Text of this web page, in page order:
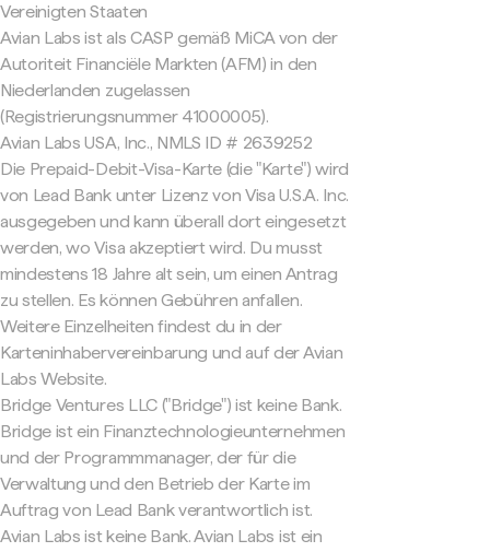
Vereinigten Staaten
Avian Labs ist als CASP gemäß MiCA von der
Autoriteit Financiële Markten (AFM) in den
Niederlanden zugelassen
(Registrierungsnummer 41000005).
Avian Labs USA, Inc., NMLS ID # 2639252
Die Prepaid-Debit-Visa-Karte (die "Karte") wird
von Lead Bank unter Lizenz von Visa U.S.A. Inc.
ausgegeben und kann überall dort eingesetzt
werden, wo Visa akzeptiert wird. Du musst
mindestens 18 Jahre alt sein, um einen Antrag
zu stellen. Es können Gebühren anfallen.
Weitere Einzelheiten findest du in der
Karteninhabervereinbarung und auf der Avian
Labs Website.
Bridge Ventures LLC ("Bridge") ist keine Bank.
Bridge ist ein Finanztechnologieunternehmen
und der Programmmanager, der für die
Verwaltung und den Betrieb der Karte im
Auftrag von Lead Bank verantwortlich ist.
Avian Labs ist keine Bank. Avian Labs ist ein